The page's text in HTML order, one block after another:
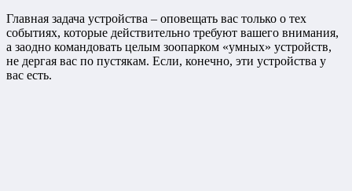
Главная задача устройства – оповещать вас только о тех
событиях, которые действительно требуют вашего внимания,
а заодно командовать целым зоопарком «умных» устройств,
не дергая вас по пустякам. Если, конечно, эти устройства у
вас есть.